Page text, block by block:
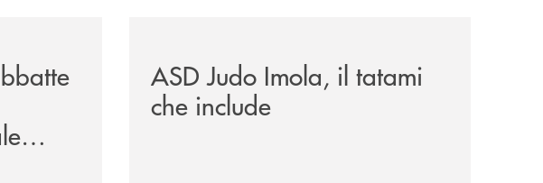
ASD Judo Imola, il tatami
che include